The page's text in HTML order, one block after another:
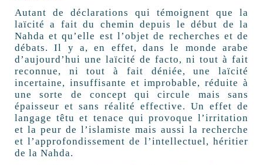
Autant de déclarations qui témoignent que la
laïcité a fait du chemin depuis le début de la
Nahda et qu’elle est l’objet de recherches et de
débats. Il y a, en effet, dans le monde arabe
d’aujourd’hui une laïcité de facto, ni tout à fait
reconnue, ni tout à fait déniée, une laïcité
incertaine, insuffisante et improbable, réduite à
une sorte de concept qui circule mais sans
épaisseur et sans réalité effective. Un effet de
langage têtu et tenace qui provoque l’irritation
et la peur de l’islamiste mais aussi la recherche
et l’approfondissement de l’intellectuel, héritier
de la Nahda.